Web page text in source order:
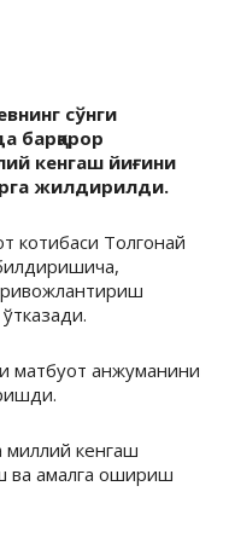
сўнги
барқарор
кенгаш йиғини
жилдирилди.
котибаси Толгонай
матбуот анжуманини
миллий кенгаш
ва амалга ошириш